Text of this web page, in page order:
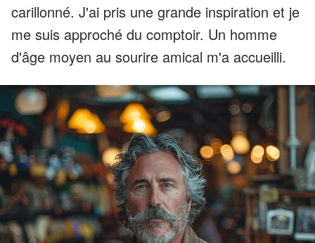
carillonné. J'ai pris une grande inspiration et je
me suis approché du comptoir. Un homme
d'âge moyen au sourire amical m'a accueilli.